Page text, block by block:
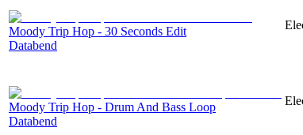
Moody Trip Hop - 30 Seconds Edit
Databend
Moody Trip Hop - Drum And Bass Loop
Databend